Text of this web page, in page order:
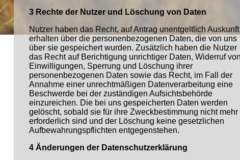
3 Rechte der Nutzer und Löschung von Daten
Nutzer haben das Recht, auf Antrag unentgeltlich Auskunft
erhalten über die personenbezogenen Daten, die von uns
über sie gespeichert wurden. Zusätzlich haben die Nutzer
das Recht auf Berichtigung unrichtiger Daten, Widerruf von
Einwilligungen, Sperrung und Löschung ihrer
personenbezogenen Daten sowie das Recht, im Fall der
Annahme einer unrechtmäßigen Datenverarbeitung eine
Beschwerde bei der zuständigen Aufsichtsbehörde
einzureichen. Die bei uns gespeicherten Daten werden
gelöscht, sobald sie für ihre Zweckbestimmung nicht mehr
erforderlich sind und der Löschung keine gesetzlichen
Aufbewahrungspflichten entgegenstehen.
4 Änderungen der Datenschutzerklärung